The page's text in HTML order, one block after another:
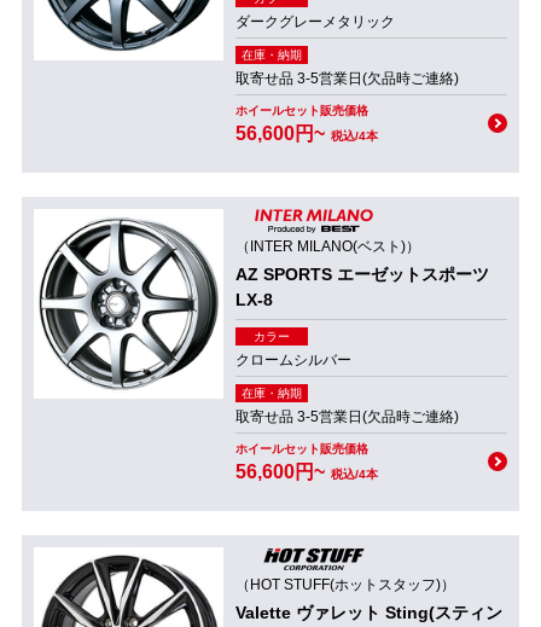
ダークグレーメタリック
在庫・納期
取寄せ品 3-5営業日(欠品時ご連絡)
ホイールセット販売価格
56,600円~ 税込/4本
（INTER MILANO(ベスト)）
AZ SPORTS エーゼットスポーツ
LX-8
カラー
クロームシルバー
在庫・納期
取寄せ品 3-5営業日(欠品時ご連絡)
ホイールセット販売価格
56,600円~ 税込/4本
（HOT STUFF(ホットスタッフ)）
Valette ヴァレット Sting(スティン